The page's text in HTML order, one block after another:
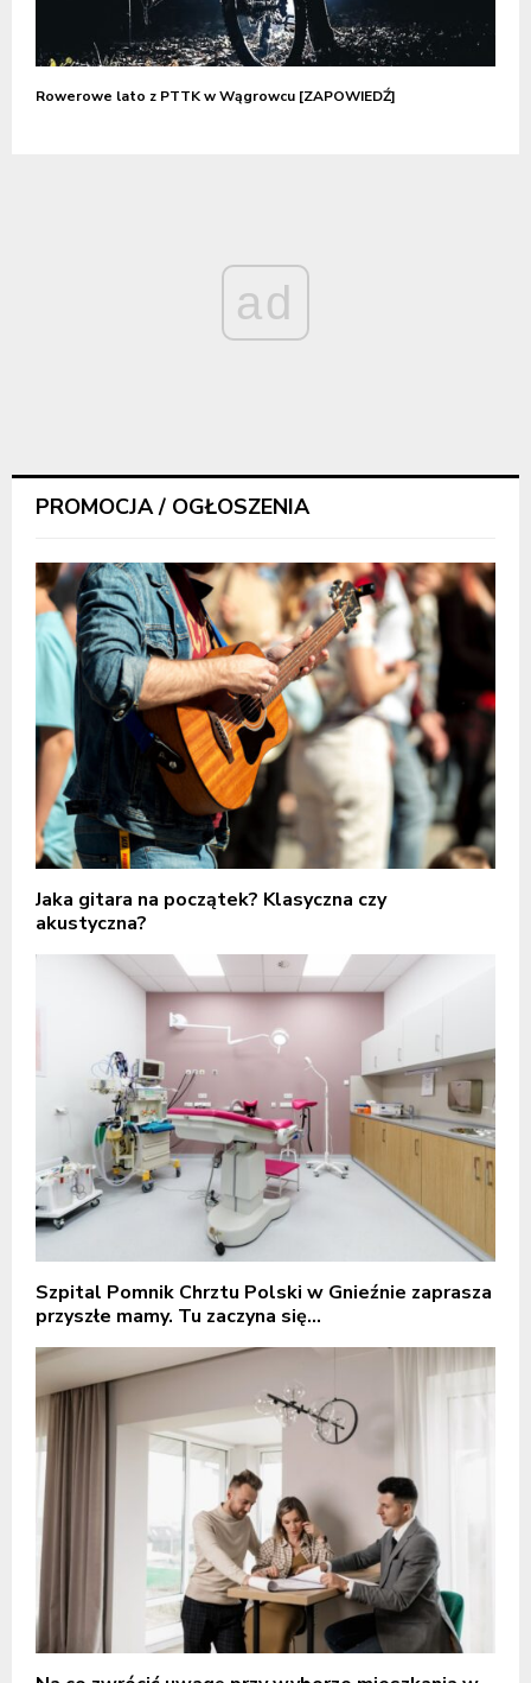
Rowerowe lato z PTTK w Wągrowcu [ZAPOWIEDŹ]
ad
PROMOCJA / OGŁOSZENIA
Jaka gitara na początek? Klasyczna czy
akustyczna?
Szpital Pomnik Chrztu Polski w Gnieźnie zaprasza
przyszłe mamy. Tu zaczyna się...